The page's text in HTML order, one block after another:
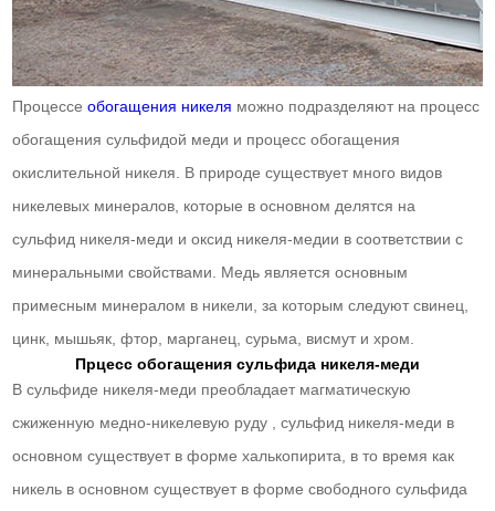
Процессеобогащения никеля можно подразделяют на процесс
обогащения сульфидой меди и процесс обогащения
окислительной никеля. В природе существует много видов
никелевых минералов, которые в основном делятся на
сульфид никеля-меди и оксид никеля-медии в соответствии с
минеральными свойствами. Медь является основным
примесным минералом в никели, за которым следуют свинец,
цинк, мышьяк, фтор, марганец, сурьма, висмут и хром.
Прцесс обогащения сульфида никеля-меди
В сульфиде никеля-меди преобладает магматическую
сжиженную медно-никелевую руду , сульфид никеля-меди в
основном существует в форме халькопирита, в то время как
никель в основном существует в форме свободного сульфида